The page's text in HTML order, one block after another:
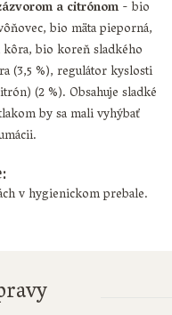
a citrónom- bio
bio mäta pieporná,
bio koreň sladkého
(3,5 %), regulátor kyslosti
(2 %). Obsahuje sladké
by sa mali vyhýbať
v hygienickom prebale.